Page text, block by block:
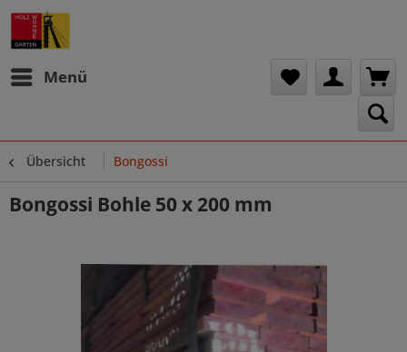
Menü
Übersicht Bongossi
Bongossi Bohle 50 x 200 mm